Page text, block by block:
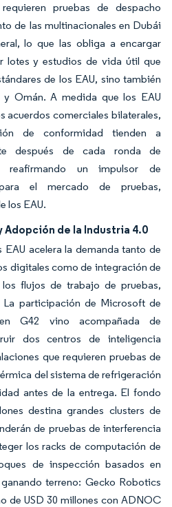
pruebas de despacho
de las multinacionales en Dubái
lo que las obliga a encargar
lotes y estudios de vida útil que
de los EAU, sino también
Omán. A medida que los EAU
acuerdos comerciales bilaterales,
de conformidad tienden a
después de cada ronda de
reafirmando un impulsor de
el mercado de pruebas,
los EAU.
de la Industria 4.0
acelera la demanda tanto de
digitales como de integración de
flujos de trabajo de pruebas,
participación de Microsoft de
G42 vino acompañada de
dos centros de inteligencia
que requieren pruebas de
del sistema de refrigeración
antes de la entrega. El fondo
destina grandes clusters de
de pruebas de interferencia
los racks de computación de
de inspección basados en
terreno: Gecko Robotics
de USD 30 millones con ADNOC